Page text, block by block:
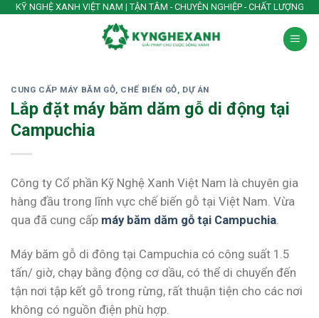
SkipKỸ NGHỆ XANH VIỆT NAM | TẬN TÂM - CHUYÊN NGHIỆP - CHẤT LƯỢNG
CUNG CẤP MÁY BĂM GỖ, CHẾ BIẾN GỖ, DỰ ÁN
Lắp đặt máy băm dăm gỗ di động tại
Campuchia
Công ty Cổ phần Kỹ Nghệ Xanh Việt Nam là chuyên gia
hàng đầu trong lĩnh vực chế biến gỗ tại Việt Nam. Vừa
qua đã cung cấp máy băm dăm gỗ tại Campuchia.
Máy băm gỗ di đông tại Campuchia có công suất 1.5
tấn/ giờ, chạy bằng động cơ dầu, có thể di chuyển đến
tận nơi tập kết gỗ trong rừng, rất thuận tiện cho các nơi
không có nguồn điện phù hợp.